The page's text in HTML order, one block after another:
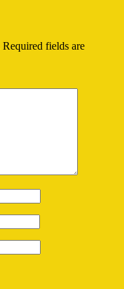
Required fields are